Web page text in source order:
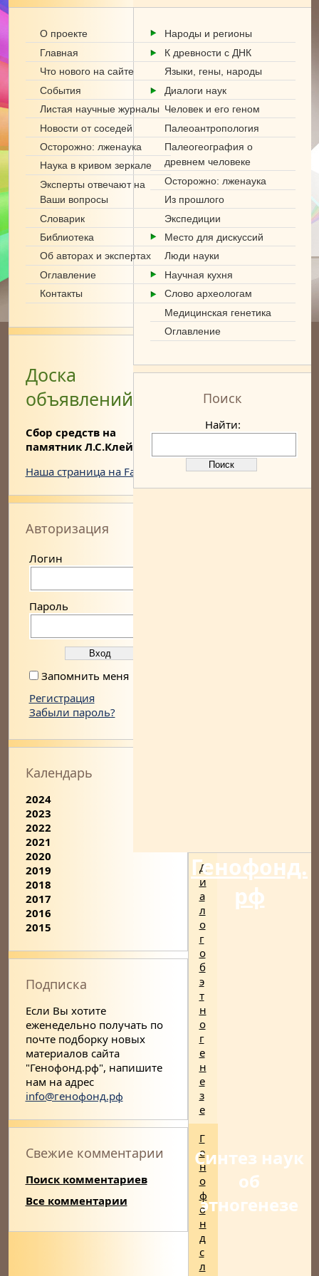
О проекте
Главная
Что нового на сайте
События
Листая научные журналы
Новости от соседей
Осторожно: лженаука
Наука в кривом зеркале
Эксперты отвечают на
Ваши вопросы
Словарик
Библиотека
Об авторах и экспертах
Оглавление
Контакты
Доска
объявлений
Сбор средств на
памятник Л.С.Клейну
Наша страница на Facebook
Авторизация
Логин
Пароль
Запомнить меня
Регистрация
Забыли пароль?
Календарь
2024
2023
2022
2021
2020
2019
2018
2017
2016
2015
Подписка
Если Вы хотите
еженедельно получать по
почте подборку новых
материалов сайта
"Генофонд.рф", напишите
нам на адрес
info@генофонд.рф
Свежие комментарии
Поиск комментариев
Все комментарии
Народы и регионы
К древности с ДНК
Языки, гены, народы
Диалоги наук
Человек и его геном
Палеоантропология
Палеогеография о
древнем человеке
Осторожно: лженаука
Из прошлого
Экспедиции
Место для дискуссий
Люди науки
Научная кухня
Слово археологам
Медицинская генетика
Оглавление
Поиск
Найти:
Генофонд.
рф
Синтез наук
об
этногенезе
Д
и
а
л
о
г
о
б
э
т
н
о
г
е
н
е
з
е
Г
е
н
о
ф
о
н
д
с
л